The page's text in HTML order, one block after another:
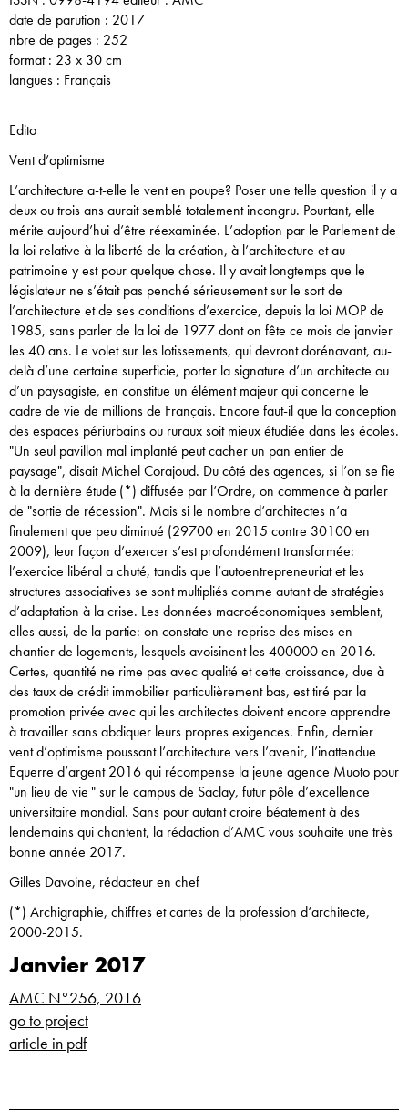
date de parution : 2017
nbre de pages : 252
format : 23 x 30 cm
langues : Français
Edito
Vent d’optimisme
L’architecture a-t-elle le vent en poupe? Poser une telle question il y a
deux ou trois ans aurait semblé totalement incongru. Pourtant, elle
mérite aujourd’hui d’être réexaminée. L’adoption par le Parlement de
la loi relative à la liberté de la création, à l’architecture et au
patrimoine y est pour quelque chose. Il y avait longtemps que le
législateur ne s’était pas penché sérieusement sur le sort de
l’architecture et de ses conditions d’exercice, depuis la loi MOP de
1985, sans parler de la loi de 1977 dont on fête ce mois de ­janvier
les 40 ans. Le volet sur les lotissements, qui devront dorénavant, au-
delà d’une certaine superficie, porter la signature d’un architecte ou
d’un paysagiste, en constitue un élément majeur qui concerne le
cadre de vie de millions de Français. Encore faut-il que la conception
des espaces périurbains ou ruraux soit mieux ­étudiée dans les écoles.
"Un seul pavillon mal implanté peut cacher un pan entier de
paysage", disait Michel Corajoud. Du côté des agences, si l’on se fie
à la dernière étude (*) diffusée par l’Ordre, on commence à parler
de "sortie de récession". Mais si le nombre d’architectes n’a
finalement que peu diminué (29700 en 2015 contre 30100 en
2009), leur façon d’exercer s’est profondément transformée:
l’exercice libéral a chuté, tandis que l’autoentrepreneuriat et les
structures associatives se sont multipliés comme autant de stratégies
d’adaptation à la crise. Les données macroéconomiques semblent,
elles aussi, de la partie: on constate une reprise des mises en
chantier de logements, lesquels avoisinent les 400000 en 2016.
Certes, quantité ne rime pas avec qualité et cette croissance, due à
des taux de crédit immobilier particulièrement bas, est tiré par la
promotion privée avec qui les architectes doivent encore apprendre
à travailler sans abdiquer leurs propres exigences. Enfin, dernier
vent d’optimisme poussant l’architecture vers l’avenir, l’inattendue
Equerre d’argent 2016 qui récompense la jeune agence Muoto pour
"un lieu de vie " sur le campus de Saclay, futur pôle d’excellence
universitaire mondial. Sans pour autant croire béatement à des
lendemains qui chantent, la rédaction d’AMC vous souhaite une très
bonne année 2017.
Gilles Davoine, rédacteur en chef
(*) Archigraphie, chiffres et cartes de la profession d’architecte,
2000-2015.
Janvier 2017
AMC N°256, 2016
go to project
article in pdf